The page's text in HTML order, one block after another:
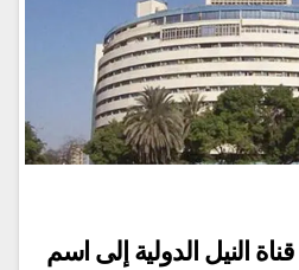
النيل الدولية إلى اسم